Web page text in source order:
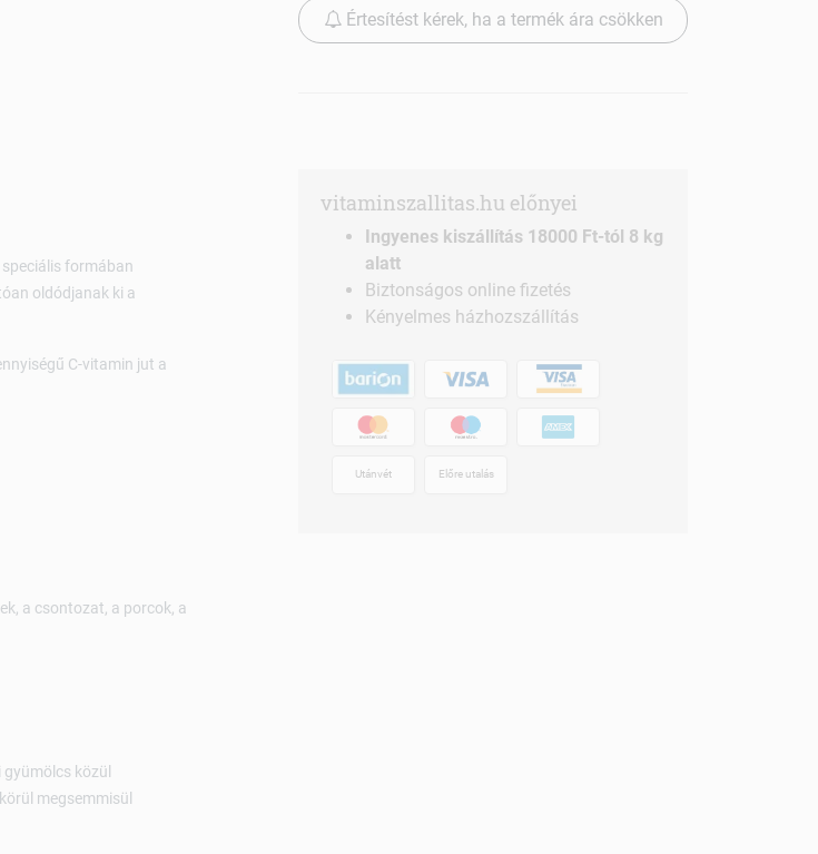
Értesítést kérek, ha a termék ára csökken
formában
oldódjanak ki a
C-vitamin jut a
a csontozat, a porcok, a
közül
megsemmisül
vitaminszallitas.hu előnyei
Ingyenes kiszállítás 18000 Ft-tól 8 kg
alatt
Biztonságos online fizetés
Kényelmes házhozszállítás
Utánvét Előre utalás